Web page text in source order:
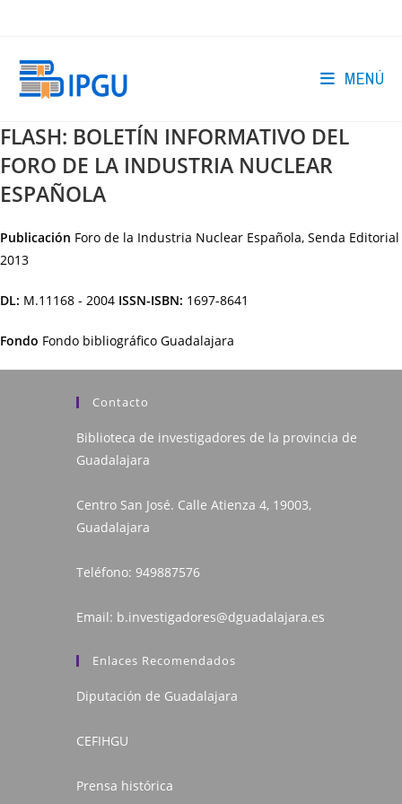
MENÚ
FLASH: BOLETÍN INFORMATIVO DEL
FORO DE LA INDUSTRIA NUCLEAR
ESPAÑOLA
Publicación Foro de la Industria Nuclear Española, Senda Editorial
2013
DL: M.11168 - 2004 ISSN-ISBN: 1697-8641
Fondo Fondo bibliográfico Guadalajara
Contacto
Biblioteca de investigadores de la provincia de
Guadalajara
Centro San José. Calle Atienza 4, 19003,
Guadalajara
Teléfono: 949887576
Email: b.investigadores@dguadalajara.es
Enlaces Recomendados
Diputación de Guadalajara
CEFIHGU
Prensa histórica